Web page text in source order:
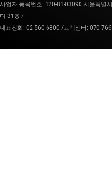
사업자 등록번호: 120-81-03090 서울특별
타 31층 /
대표전화: 02-560-6800 /고객센터: 070-